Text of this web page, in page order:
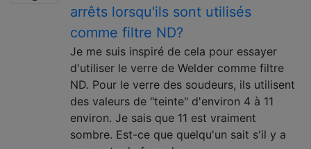
arrêts lorsqu'ils sont utilisés
comme filtre ND?
Je me suis inspiré de cela pour essayer
d'utiliser le verre de Welder comme filtre
ND. Pour le verre des soudeurs, ils utilisent
des valeurs de "teinte" d'environ 4 à 11
environ. Je sais que 11 est vraiment
sombre. Est-ce que quelqu'un sait s'il y a